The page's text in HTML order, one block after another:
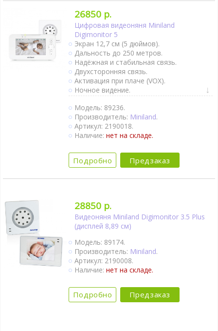
26850 р.
Цифровая видеоняня Miniland
Digimonitor 5
Экран 12,7 см (5 дюймов).
Дальность до 250 метров.
Надёжная и стабильная связь.
Двухсторонняя связь.
Активация при плаче (VOX).
Ночное видение.
Модель: 89236.
Производитель: Miniland.
Артикул: 2190018.
Наличие:нет на складе.
Подробно Предзаказ
28850 р.
Видеоняня Miniland Digimonitor 3.5 Plus
(дисплей 8,89 см)
Модель: 89174.
Производитель: Miniland.
Артикул: 2190008.
Наличие:нет на складе.
Подробно Предзаказ